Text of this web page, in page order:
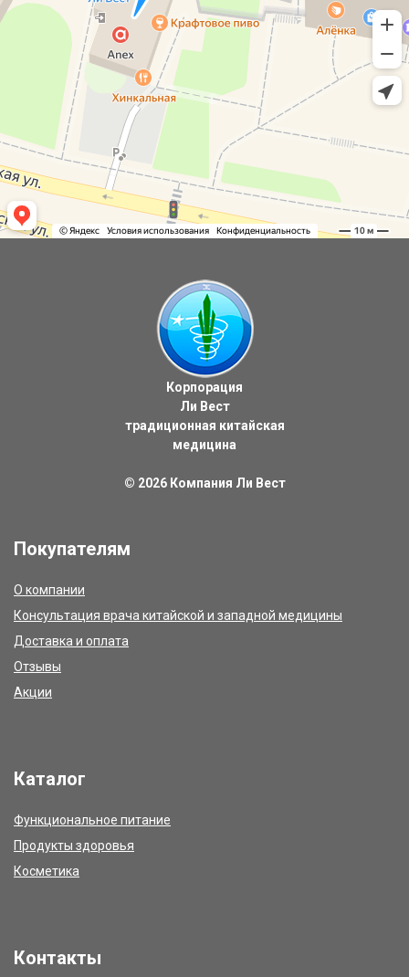
Корпорация
Ли Вест
традиционная китайская
медицина
© 2026 Компания Ли Вест
Покупателям
О компании
Консультация врача китайской и западной медицины
Доставка и оплата
Отзывы
Акции
Каталог
Функциональное питание
Продукты здоровья
Косметика
Контакты